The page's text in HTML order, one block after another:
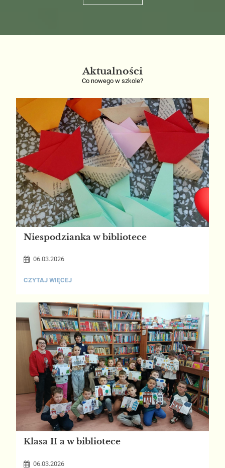
Aktualności
Co nowego w szkole?
Niespodzianka w bibliotece
06.03.2026
NIESPODZIANKA
CZYTAJ WIĘCEJ
Klasa II a w bibliotece
06.03.2026